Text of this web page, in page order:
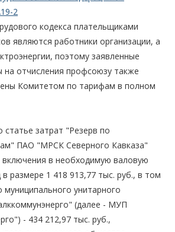
2
кодекса плательщиками
являются работники организации, а
поэтому заявленные
отчисления профсоюзу также
Комитетом по тарифам в полном
статье затрат "Резерв по
ПАО "МРСК Северного Кавказа"
включения в необходимую валовую
в размере 1 418 913,77 тыс. руб., в том
муниципального унитарного
(далее - МУП
- 434 212,97 тыс. руб.,